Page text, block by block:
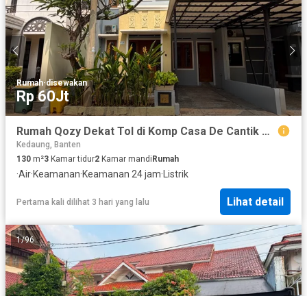
Rumah·disewakan
Rp 60Jt
Rumah Qozy Dekat Tol di Komp Casa De Cantik Gandul Cinere
Kedaung, Banten
130 m²3 Kamar tidur2 Kamar mandiRumah
·Air·Keamanan·Keamanan 24 jam· Listrik
Pertama kali dilihat 3 hari yang lalu Lihat detail
1/96